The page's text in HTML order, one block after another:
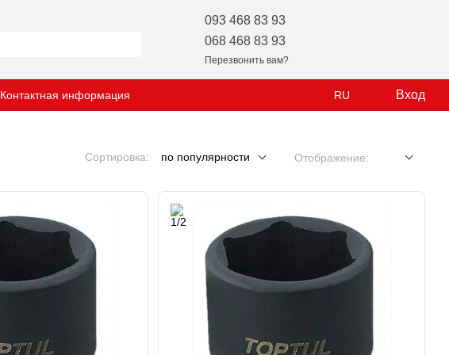
093 468 83 93
068 468 83 93
Перезвонить вам?
Контактная информация RU Вход
Сортировка: по популярности Отображение: